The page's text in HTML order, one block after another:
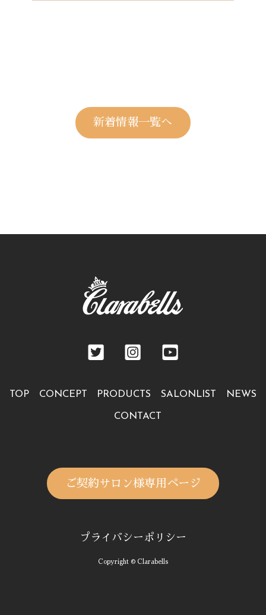
新着情報一覧へ
TOP CONCEPT PRODUCTS SALONLIST NEWS
CONTACT
ご契約サロン様専用ページ
プライバシーポリシー
Copyright © Clarabells